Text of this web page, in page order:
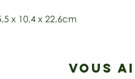
x 10,4 x 22,6cm
VOUS